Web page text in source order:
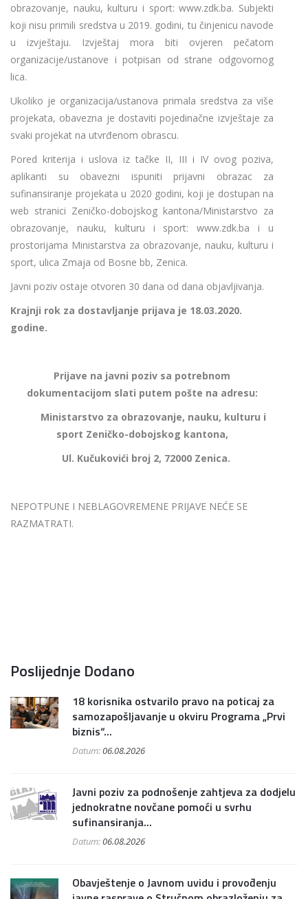
obrazovanje, nauku, kulturu i sport: www.zdk.ba. Subjekti
koji nisu primili sredstva u 2019. godini, tu činjenicu navode
u izvještaju. Izvještaj mora biti ovjeren pečatom
organizacije/ustanove i potpisan od strane odgovornog
lica.
Ukoliko je organizacija/ustanova primala sredstva za više
projekata, obavezna je dostaviti pojedinačne izvještaje za
svaki projekat na utvrđenom obrascu.
Pored kriterija i uslova iz tačke II, III i IV ovog poziva,
aplikanti su obavezni ispuniti prijavni obrazac za
sufinansiranje projekata u 2020 godini, koji je dostupan na
web stranici Zeničko-dobojskog kantona/Ministarstvo za
obrazovanje, nauku, kulturu i sport: www.zdk.ba i u
prostorijama Ministarstva za obrazovanje, nauku, kulturu i
sport, ulica Zmaja od Bosne bb, Zenica.
Javni poziv ostaje otvoren 30 dana od dana objavljivanja.
Krajnji rok za dostavljanje prijava je 18.03.2020.
godine.
Prijave na javni poziv sa potrebnom
dokumentacijom slati putem pošte na adresu:
Ministarstvo za obrazovanje, nauku, kulturu i
sport Zeničko-dobojskog kantona,
Ul. Kučukovići broj 2, 72000 Zenica.
NEPOTPUNE I NEBLAGOVREMENE PRIJAVE NEĆE SE
RAZMATRATI.
Poslijednje Dodano
18 korisnika ostvarilo pravo na poticaj za
samozapošljavanje u okviru Programa „Prvi
biznis“...
Datum:06.08.2026
Javni poziv za podnošenje zahtjeva za dodjelu
jednokratne novčane pomoći u svrhu
sufinansiranja...
Datum:06.08.2026
Obavještenje o Javnom uvidu i provođenju